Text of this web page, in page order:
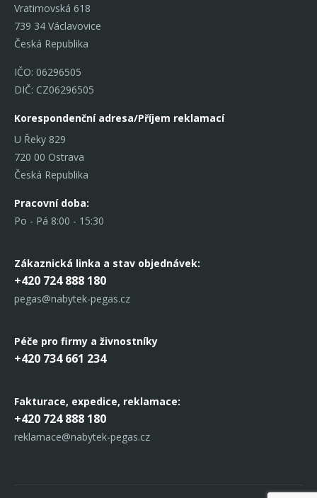
Vratimovská 618
739 34 Václavovice
Česká Republika
IČO: 06296505
DIČ: CZ06296505
Korespondenční adresa/Příjem reklamací
U Řeky 829
720 00 Ostrava
Česká Republika
Pracovní doba:
Po - Pá 8:00 - 15:30
Zákaznická linka a stav objednávek:
+420 724 888 180
pegas@nabytek-pegas.cz
Péče pro firmy a živnostníky
+420 734 661 234
Fakturace, expedice, reklamace:
+420 724 888 180
reklamace@nabytek-pegas.cz